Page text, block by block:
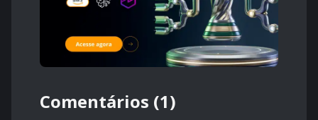
Comentários (1)